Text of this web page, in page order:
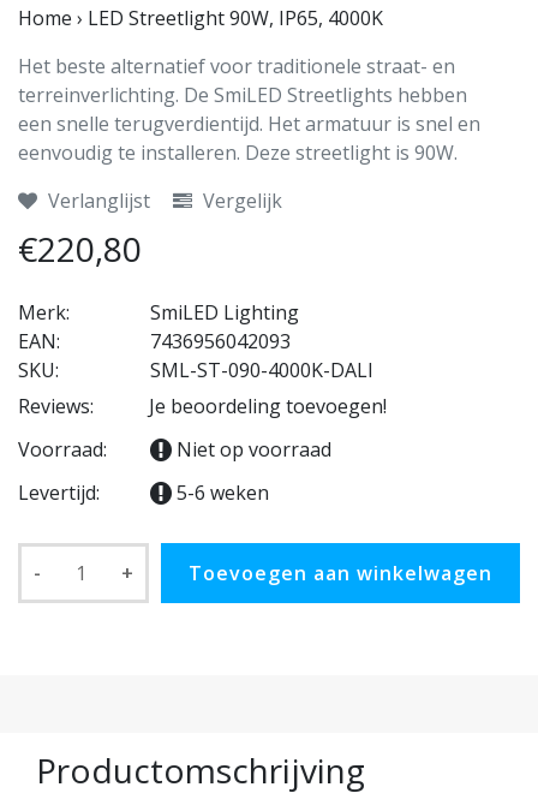
Home › LED Streetlight 90W, IP65, 4000K
Het beste alternatief voor traditionele straat- en
terreinverlichting. De SmiLED Streetlights hebben
een snelle terugverdientijd. Het armatuur is snel en
eenvoudig te installeren. Deze streetlight is 90W.
Verlanglijst
Vergelijk
€220,80
Merk:
SmiLED Lighting
EAN:
7436956042093
SKU:
SML-ST-090-4000K-DALI
Reviews:
Je beoordeling toevoegen!
Voorraad:
Niet op voorraad
Levertijd:
5-6 weken
- + Toevoegen aan winkelwagen
Productomschrijving